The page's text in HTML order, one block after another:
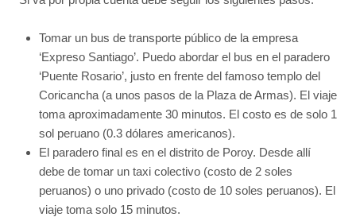
Tomar un bus de transporte público de la empresa
‘Expreso Santiago’. Puedo abordar el bus en el paradero
‘Puente Rosario’, justo en frente del famoso templo del
Coricancha (a unos pasos de la Plaza de Armas). El viaje
toma aproximadamente 30 minutos. El costo es de solo 1
sol peruano (0.3 dólares americanos).
El paradero final es en el distrito de Poroy. Desde allí
debe de tomar un taxi colectivo (costo de 2 soles
peruanos) o uno privado (costo de 10 soles peruanos). El
viaje toma solo 15 minutos.